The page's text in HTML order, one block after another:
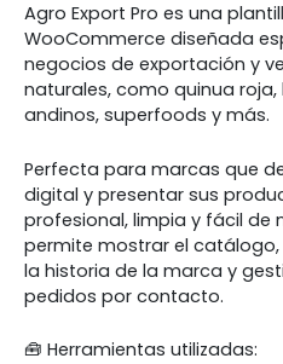
Agro Export Pro es una
WooCommerce diseñada
negocios de exportación y
naturales, como quinua
andinos, superfoods y más.
Perfecta para marcas que
digital y presentar sus
profesional, limpia y fácil de
permite mostrar el
la historia de la marca y
pedidos por contacto.
🧰 Herramientas utilizadas: